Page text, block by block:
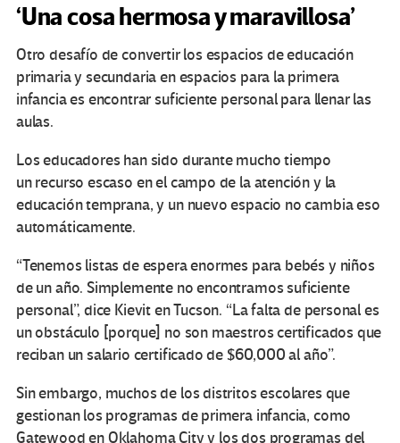
‘Una cosa hermosa y maravillosa’
Otro desafío de convertir los espacios de educación
primaria y secundaria en espacios para la primera
infancia es encontrar suficiente personal para llenar las
aulas.
Los educadores han sido durante mucho tiempo
un recurso escaso en el campo de la atención y la
educación temprana, y un nuevo espacio no cambia eso
automáticamente.
“Tenemos listas de espera enormes para bebés y niños
de un año. Simplemente no encontramos suficiente
personal”, dice Kievit en Tucson. “La falta de personal es
un obstáculo [porque] no son maestros certificados que
reciban un salario certificado de $60,000 al año”.
Sin embargo, muchos de los distritos escolares que
gestionan los programas de primera infancia, como
Gatewood en Oklahoma City y los dos programas del